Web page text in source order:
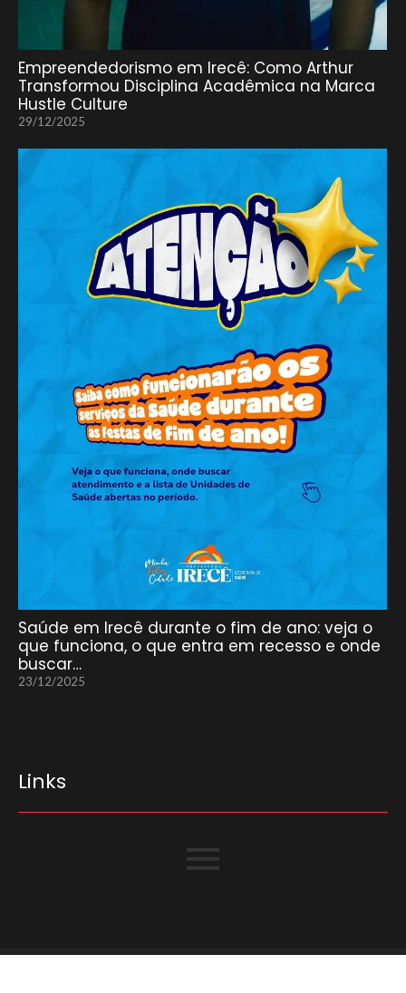
Empreendedorismo em Irecê: Como Arthur
Transformou Disciplina Acadêmica na Marca
Hustle Culture
29/12/2025
Saúde em Irecê durante o fim de ano: veja o
que funciona, o que entra em recesso e onde
buscar…
23/12/2025
Links